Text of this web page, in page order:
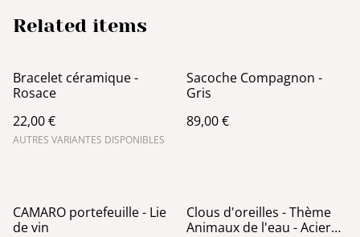
Related items
Bracelet céramique -
Rosace
22,00 €
AUTRES VARIANTES DISPONIBLES
Sacoche Compagnon -
Gris
89,00 €
CAMARO portefeuille - Lie
de vin
Clous d'oreilles - Thème
Animaux de l'eau - Acier